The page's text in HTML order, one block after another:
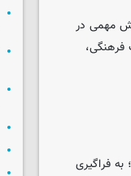
مهمی در
فراگیری